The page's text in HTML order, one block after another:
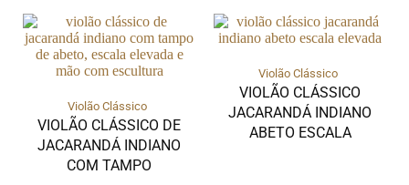
Violão Clássico
VIOLÃO CLÁSSICO DE
JACARANDÁ INDIANO
COM TAMPO
Violão Clássico
VIOLÃO CLÁSSICO
JACARANDÁ INDIANO
ABETO ESCALA